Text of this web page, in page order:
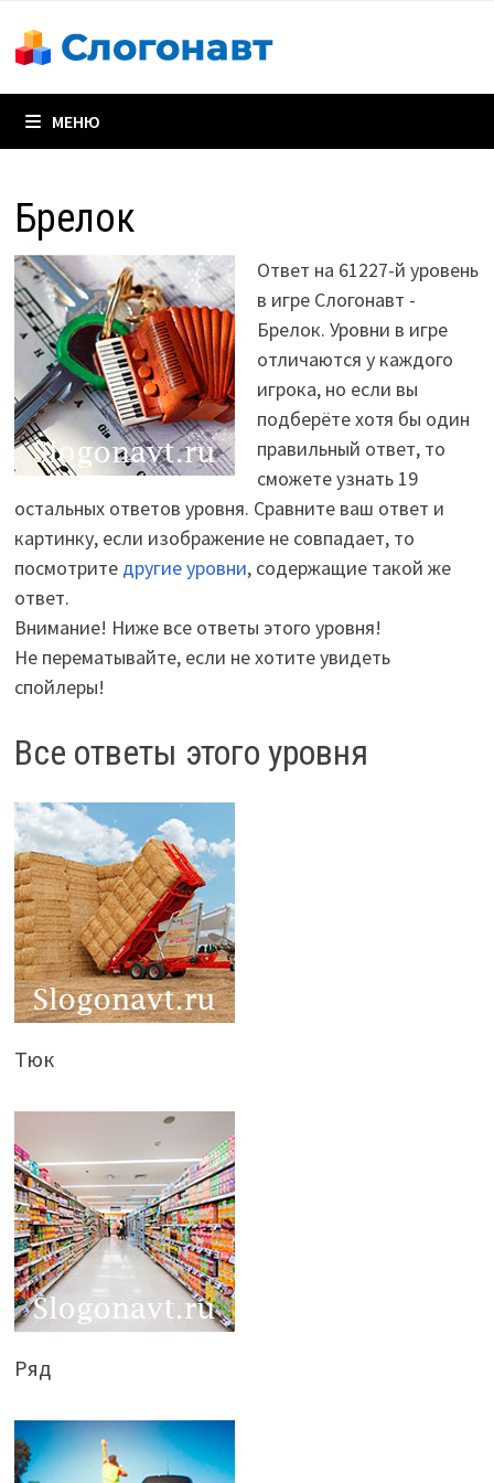
содержимому
МЕНЮ
Брелок
Ответ на 61227-й уровень
в игре Слогонавт -
Брелок. Уровни в игре
отличаются у каждого
игрока, но если вы
подберёте хотя бы один
правильный ответ, то
сможете узнать 19
остальных ответов уровня. Сравните ваш ответ и
картинку, если изображение не совпадает, то
посмотрите другие уровни, содержащие такой же
ответ.
Внимание! Ниже все ответы этого уровня!
Не перематывайте, если не хотите увидеть
спойлеры!
Все ответы этого уровня
Тюк
Ряд